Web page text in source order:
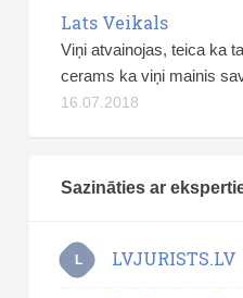
Lats Veikals
Viņi atvainojas, teica ka
cerams ka viņi mainis
16.07.2018
Sazināties ar
L LVJURISTS.LV